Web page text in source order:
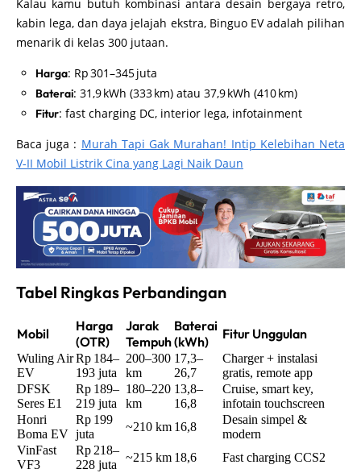
Kalau kamu butuh kombinasi antara desain bergaya retro,
kabin lega, dan daya jelajah ekstra, Binguo EV adalah pilihan
menarik di kelas 300 jutaan.
Harga: Rp 301–345 juta
Baterai: 31,9 kWh (333 km) atau 37,9 kWh (410 km)
Fitur: fast charging DC, interior lega, infotainment
Baca juga : Murah Tapi Gak Murahan! Intip Kelebihan Neta
V‑II Mobil Listrik Cina yang Lagi Naik Daun
Tabel Ringkas Perbandingan
Mobil
Harga
(OTR)
Jarak
Tempuh
Baterai
(kWh)
Fitur Unggulan
Wuling Air
EV
Rp 184–
193 juta
200–300
km
17,3–
26,7
Charger + instalasi
gratis, remote app
DFSK
Seres E1
Rp 189–
219 juta
180–220
km
13,8–
16,8
Cruise, smart key,
infotain touchscreen
Honri
Boma EV
Rp 199
juta
~210 km 16,8
Desain simpel &
modern
VinFast
VF3
Rp 218–
228 juta
~215 km 18,6 Fast charging CCS2